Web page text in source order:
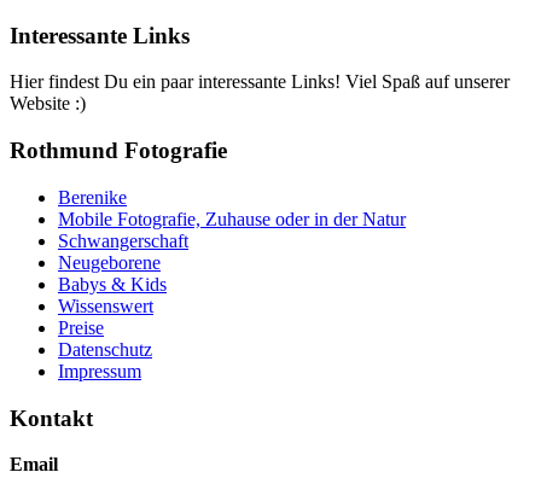
Interessante Links
Hier findest Du ein paar interessante Links! Viel Spaß auf unserer
Website :)
Rothmund Fotografie
Berenike
Mobile Fotografie, Zuhause oder in der Natur
Schwangerschaft
Neugeborene
Babys & Kids
Wissenswert
Preise
Datenschutz
Impressum
Kontakt
Email